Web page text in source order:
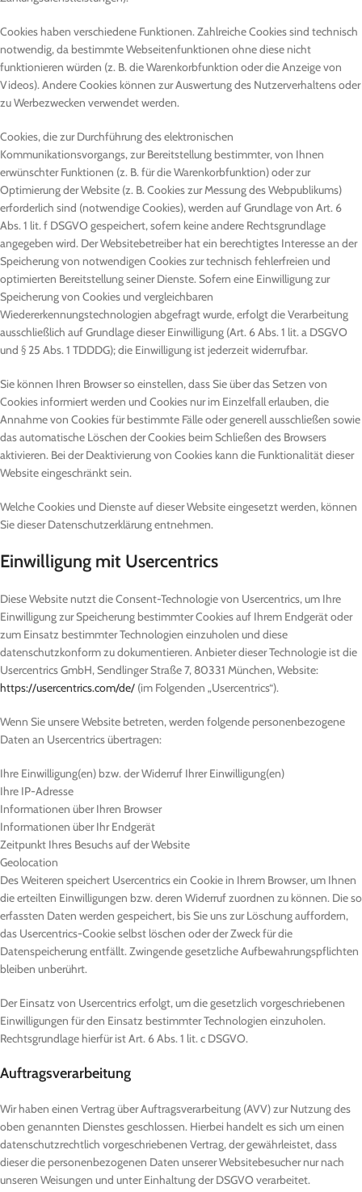
Cookies haben verschiedene Funktionen. Zahlreiche Cookies sind technisch
notwendig, da bestimmte Webseitenfunktionen ohne diese nicht
funktionieren würden (z. B. die Warenkorbfunktion oder die Anzeige von
Videos). Andere Cookies können zur Auswertung des Nutzerverhaltens oder
zu Werbezwecken verwendet werden.
Cookies, die zur Durchführung des elektronischen
Kommunikationsvorgangs, zur Bereitstellung bestimmter, von Ihnen
erwünschter Funktionen (z. B. für die Warenkorbfunktion) oder zur
Optimierung der Website (z. B. Cookies zur Messung des Webpublikums)
erforderlich sind (notwendige Cookies), werden auf Grundlage von Art. 6
Abs. 1 lit. f DSGVO gespeichert, sofern keine andere Rechtsgrundlage
angegeben wird. Der Websitebetreiber hat ein berechtigtes Interesse an der
Speicherung von notwendigen Cookies zur technisch fehlerfreien und
optimierten Bereitstellung seiner Dienste. Sofern eine Einwilligung zur
Speicherung von Cookies und vergleichbaren
Wiedererkennungstechnologien abgefragt wurde, erfolgt die Verarbeitung
ausschließlich auf Grundlage dieser Einwilligung (Art. 6 Abs. 1 lit. a DSGVO
und § 25 Abs. 1 TDDDG); die Einwilligung ist jederzeit widerrufbar.
Sie können Ihren Browser so einstellen, dass Sie über das Setzen von
Cookies informiert werden und Cookies nur im Einzelfall erlauben, die
Annahme von Cookies für bestimmte Fälle oder generell ausschließen sowie
das automatische Löschen der Cookies beim Schließen des Browsers
aktivieren. Bei der Deaktivierung von Cookies kann die Funktionalität dieser
Website eingeschränkt sein.
Welche Cookies und Dienste auf dieser Website eingesetzt werden, können
Sie dieser Datenschutzerklärung entnehmen.
Einwilligung mit Usercentrics
Diese Website nutzt die Consent-Technologie von Usercentrics, um Ihre
Einwilligung zur Speicherung bestimmter Cookies auf Ihrem Endgerät oder
zum Einsatz bestimmter Technologien einzuholen und diese
datenschutzkonform zu dokumentieren. Anbieter dieser Technologie ist die
Usercentrics GmbH, Sendlinger Straße 7, 80331 München, Website:
https://usercentrics.com/de/ (im Folgenden „Usercentrics“).
Wenn Sie unsere Website betreten, werden folgende personenbezogene
Daten an Usercentrics übertragen:
Ihre Einwilligung(en) bzw. der Widerruf Ihrer Einwilligung(en)
Ihre IP-Adresse
Informationen über Ihren Browser
Informationen über Ihr Endgerät
Zeitpunkt Ihres Besuchs auf der Website
Geolocation
Des Weiteren speichert Usercentrics ein Cookie in Ihrem Browser, um Ihnen
die erteilten Einwilligungen bzw. deren Widerruf zuordnen zu können. Die so
erfassten Daten werden gespeichert, bis Sie uns zur Löschung auffordern,
das Usercentrics-Cookie selbst löschen oder der Zweck für die
Datenspeicherung entfällt. Zwingende gesetzliche Aufbewahrungspflichten
bleiben unberührt.
Der Einsatz von Usercentrics erfolgt, um die gesetzlich vorgeschriebenen
Einwilligungen für den Einsatz bestimmter Technologien einzuholen.
Rechtsgrundlage hierfür ist Art. 6 Abs. 1 lit. c DSGVO.
Auftragsverarbeitung
Wir haben einen Vertrag über Auftragsverarbeitung (AVV) zur Nutzung des
oben genannten Dienstes geschlossen. Hierbei handelt es sich um einen
datenschutzrechtlich vorgeschriebenen Vertrag, der gewährleistet, dass
dieser die personenbezogenen Daten unserer Websitebesucher nur nach
unseren Weisungen und unter Einhaltung der DSGVO verarbeitet.